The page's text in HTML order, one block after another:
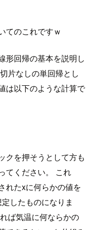
てのこれですｗ
形回帰の基本を説明し
片なしの単回帰とし
は以下のような計算で
クを押そうとして方も
てください。 これ
れたxに何らかの値を
したものになりま
ば気温に何ならかの